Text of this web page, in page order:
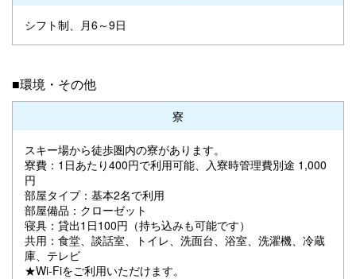
シフト制、月6～9日
■環境・その他
寮
スキー場から徒歩圏内の寮があります。
寮費：1日あたり400円で利用可能、入寮時管理費別途 1,000
円
部屋タイプ：基本2名で利用
部屋備品：クローゼット
寝具：貸出1日100円（持ち込みも可能です）
共用：食堂、談話室、トイレ、洗面台、浴室、洗濯機、冷蔵
庫、テレビ
★Wi-Fiをご利用いただけます。